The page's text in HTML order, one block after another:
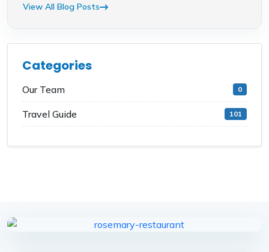
View All Blog Posts
Categories
Our Team 0
Travel Guide 101